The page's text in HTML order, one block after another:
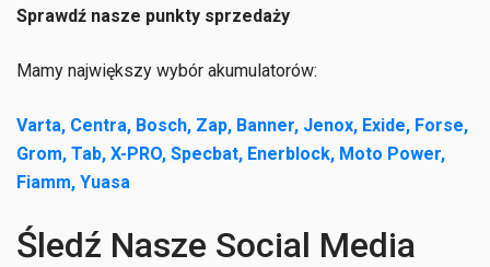
Sprawdź nasze punkty sprzedaży
Mamy największy wybór akumulatorów:
Varta, Centra, Bosch, Zap, Banner, Jenox, Exide, Forse,
Grom, Tab, X-PRO, Specbat, Enerblock, Moto Power,
Fiamm, Yuasa
Śledź Nasze Social Media